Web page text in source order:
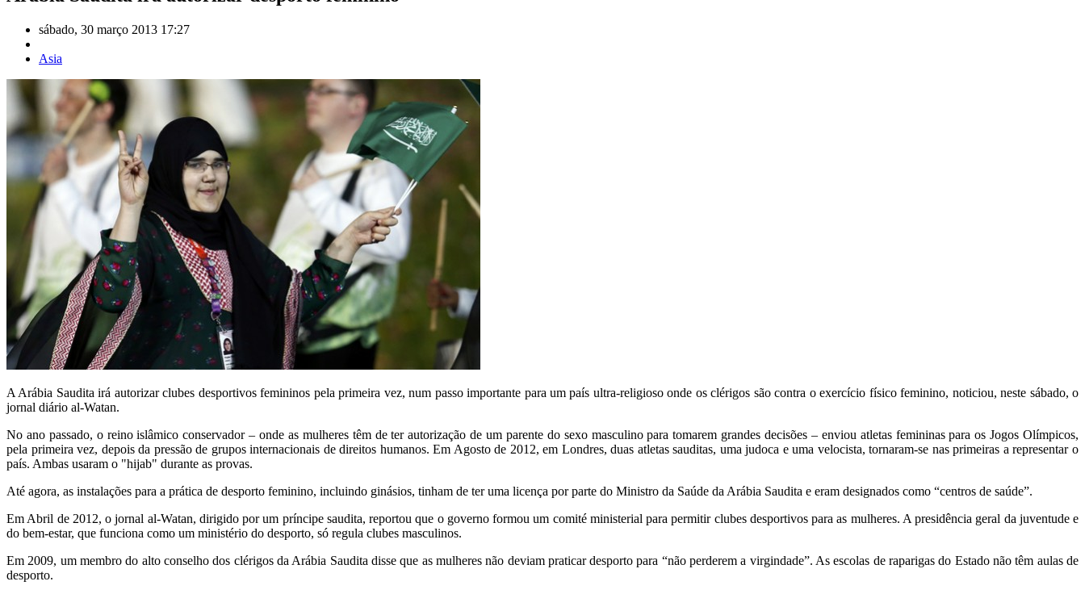
sábado, 30 março 2013 17:27
Asia
A Arábia Saudita irá autorizar clubes desportivos femininos pela primeira vez, num passo importante para um país ultra-religioso onde os clérigos são contra o exercício físico feminino, noticiou, neste sábado, o
jornal diário al-Watan.
No ano passado, o reino islâmico conservador – onde as mulheres têm de ter autorização de um parente do sexo masculino para tomarem grandes decisões – enviou atletas femininas para os Jogos Olímpicos,
pela primeira vez, depois da pressão de grupos internacionais de direitos humanos. Em Agosto de 2012, em Londres, duas atletas sauditas, uma judoca e uma velocista, tornaram-se nas primeiras a representar o
país. Ambas usaram o "hijab" durante as provas.
Até agora, as instalações para a prática de desporto feminino, incluindo ginásios, tinham de ter uma licença por parte do Ministro da Saúde da Arábia Saudita e eram designados como “centros de saúde”.
Em Abril de 2012, o jornal al-Watan, dirigido por um príncipe saudita, reportou que o governo formou um comité ministerial para permitir clubes desportivos para as mulheres. A presidência geral da juventude e
do bem-estar, que funciona como um ministério do desporto, só regula clubes masculinos.
Em 2009, um membro do alto conselho dos clérigos da Arábia Saudita disse que as mulheres não deviam praticar desporto para “não perderem a virgindade”. As escolas de raparigas do Estado não têm aulas de
desporto.